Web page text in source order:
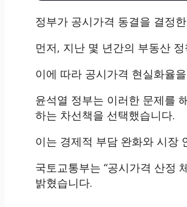
정부가 공시가격 동결을 결정
먼저, 지난 몇 년간의 부동산
이에 따라 공시가격 현실화율
윤석열 정부는 이러한 문제를
하는 차선책을 선택했습니다.
이는 경제적 부담 완화와 시장
국토교통부는 “공시가격 산정
밝혔습니다.